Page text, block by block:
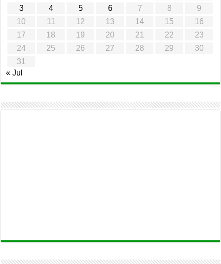
3
4 5 6 7 8
9
10
11 12 13 14 15
16
17
18 19 20 21 22
23
24
25 26 27 28 29
30
31
« Jul